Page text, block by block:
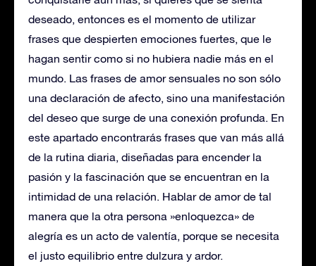
deseado, entonces es el momento de utilizar
frases que despierten emociones fuertes, que le
hagan sentir como si no hubiera nadie más en el
mundo. Las frases de amor sensuales no son sólo
una declaración de afecto, sino una manifestación
del deseo que surge de una conexión profunda. En
este apartado encontrarás frases que van más allá
de la rutina diaria, diseñadas para encender la
pasión y la fascinación que se encuentran en la
intimidad de una relación. Hablar de amor de tal
manera que la otra persona »enloquezca» de
alegría es un acto de valentía, porque se necesita
el justo equilibrio entre dulzura y ardor.